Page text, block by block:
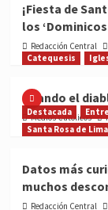
¡Fiesta de
los
Redacción Central
Catequesis
Cuando el
Medios Católicos
Destacada
Santa Rosa de Lima
Datos más
muchos
Redacción Central